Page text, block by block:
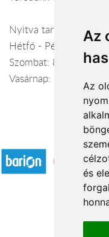
Az
Az
és
Nyitva tartás:
Hétfő - Péntek: 8:00-
Szombat: 8:00-18:00
Vasárnap: 9:00-15:00